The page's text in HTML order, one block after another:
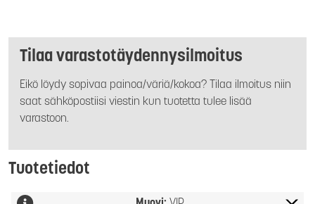
Tilaa varastotäydennysilmoitus
Eikö löydy sopivaa painoa/väriä/kokoa? Tilaa ilmoitus niin
saat sähköpostiisi viestin kun tuotetta tulee lisää
varastoon.
Tuotetiedot